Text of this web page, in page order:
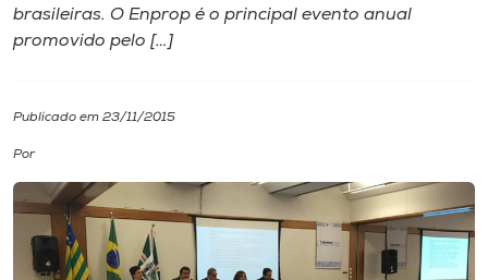
Diplomados
Biblioteca
Editora
brasileiras. O Enprop é o principal evento anual
promovido pelo […]
Publicado em 23/11/2015
Por